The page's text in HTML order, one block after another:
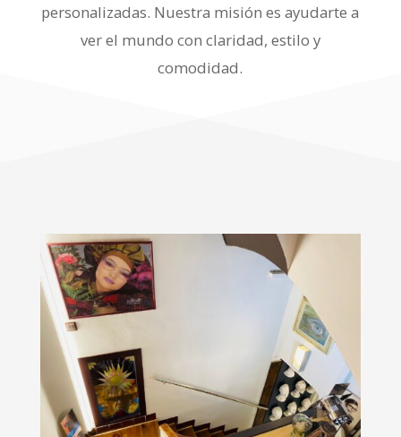
personalizadas. Nuestra misión es ayudarte a
ver el mundo con claridad, estilo y
comodidad.